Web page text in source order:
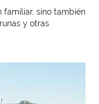
familiar, sino también
y otras